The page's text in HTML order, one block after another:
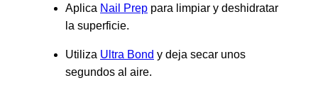
Aplica Nail Prep para limpiar y deshidratar
la superficie.
Utiliza Ultra Bond y deja secar unos
segundos al aire.